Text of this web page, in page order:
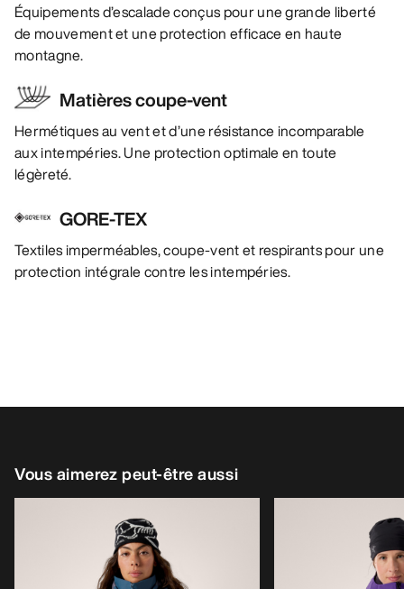
Équipements d’escalade conçus pour une grande liberté
de mouvement et une protection efficace en haute
montagne.
Matières coupe-vent
Hermétiques au vent et d’une résistance incomparable
aux intempéries. Une protection optimale en toute
légèreté.
GORE-TEX
Textiles imperméables, coupe-vent et respirants pour une
protection intégrale contre les intempéries.
Vous aimerez peut-être aussi